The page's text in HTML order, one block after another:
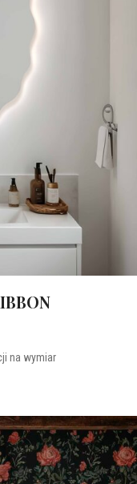
na wymiar